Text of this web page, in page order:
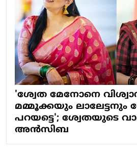
'ശ്വേത മേനോനെ
മമ്മൂക്കയും ലാലേട്ടനും
പറയട്ടെ'; ശ്വേതയുടെ
അന്‍സിബ